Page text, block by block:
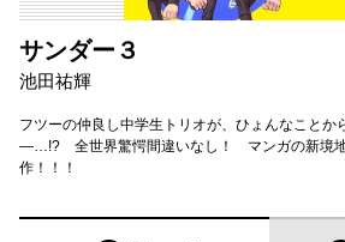
サンダー３
池田祐輝
フツーの仲良し中学生トリオが、ひょんなこと
―…!? 全世界驚愕間違いなし！ マンガの新境地
作！！！